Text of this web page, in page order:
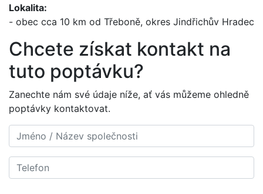
Lokalita:
- obec cca 10 km od Třeboně, okres Jindřichův Hradec
Chcete získat kontakt na
tuto poptávku?
Zanechte nám své údaje níže, ať vás můžeme ohledně
poptávky kontaktovat.